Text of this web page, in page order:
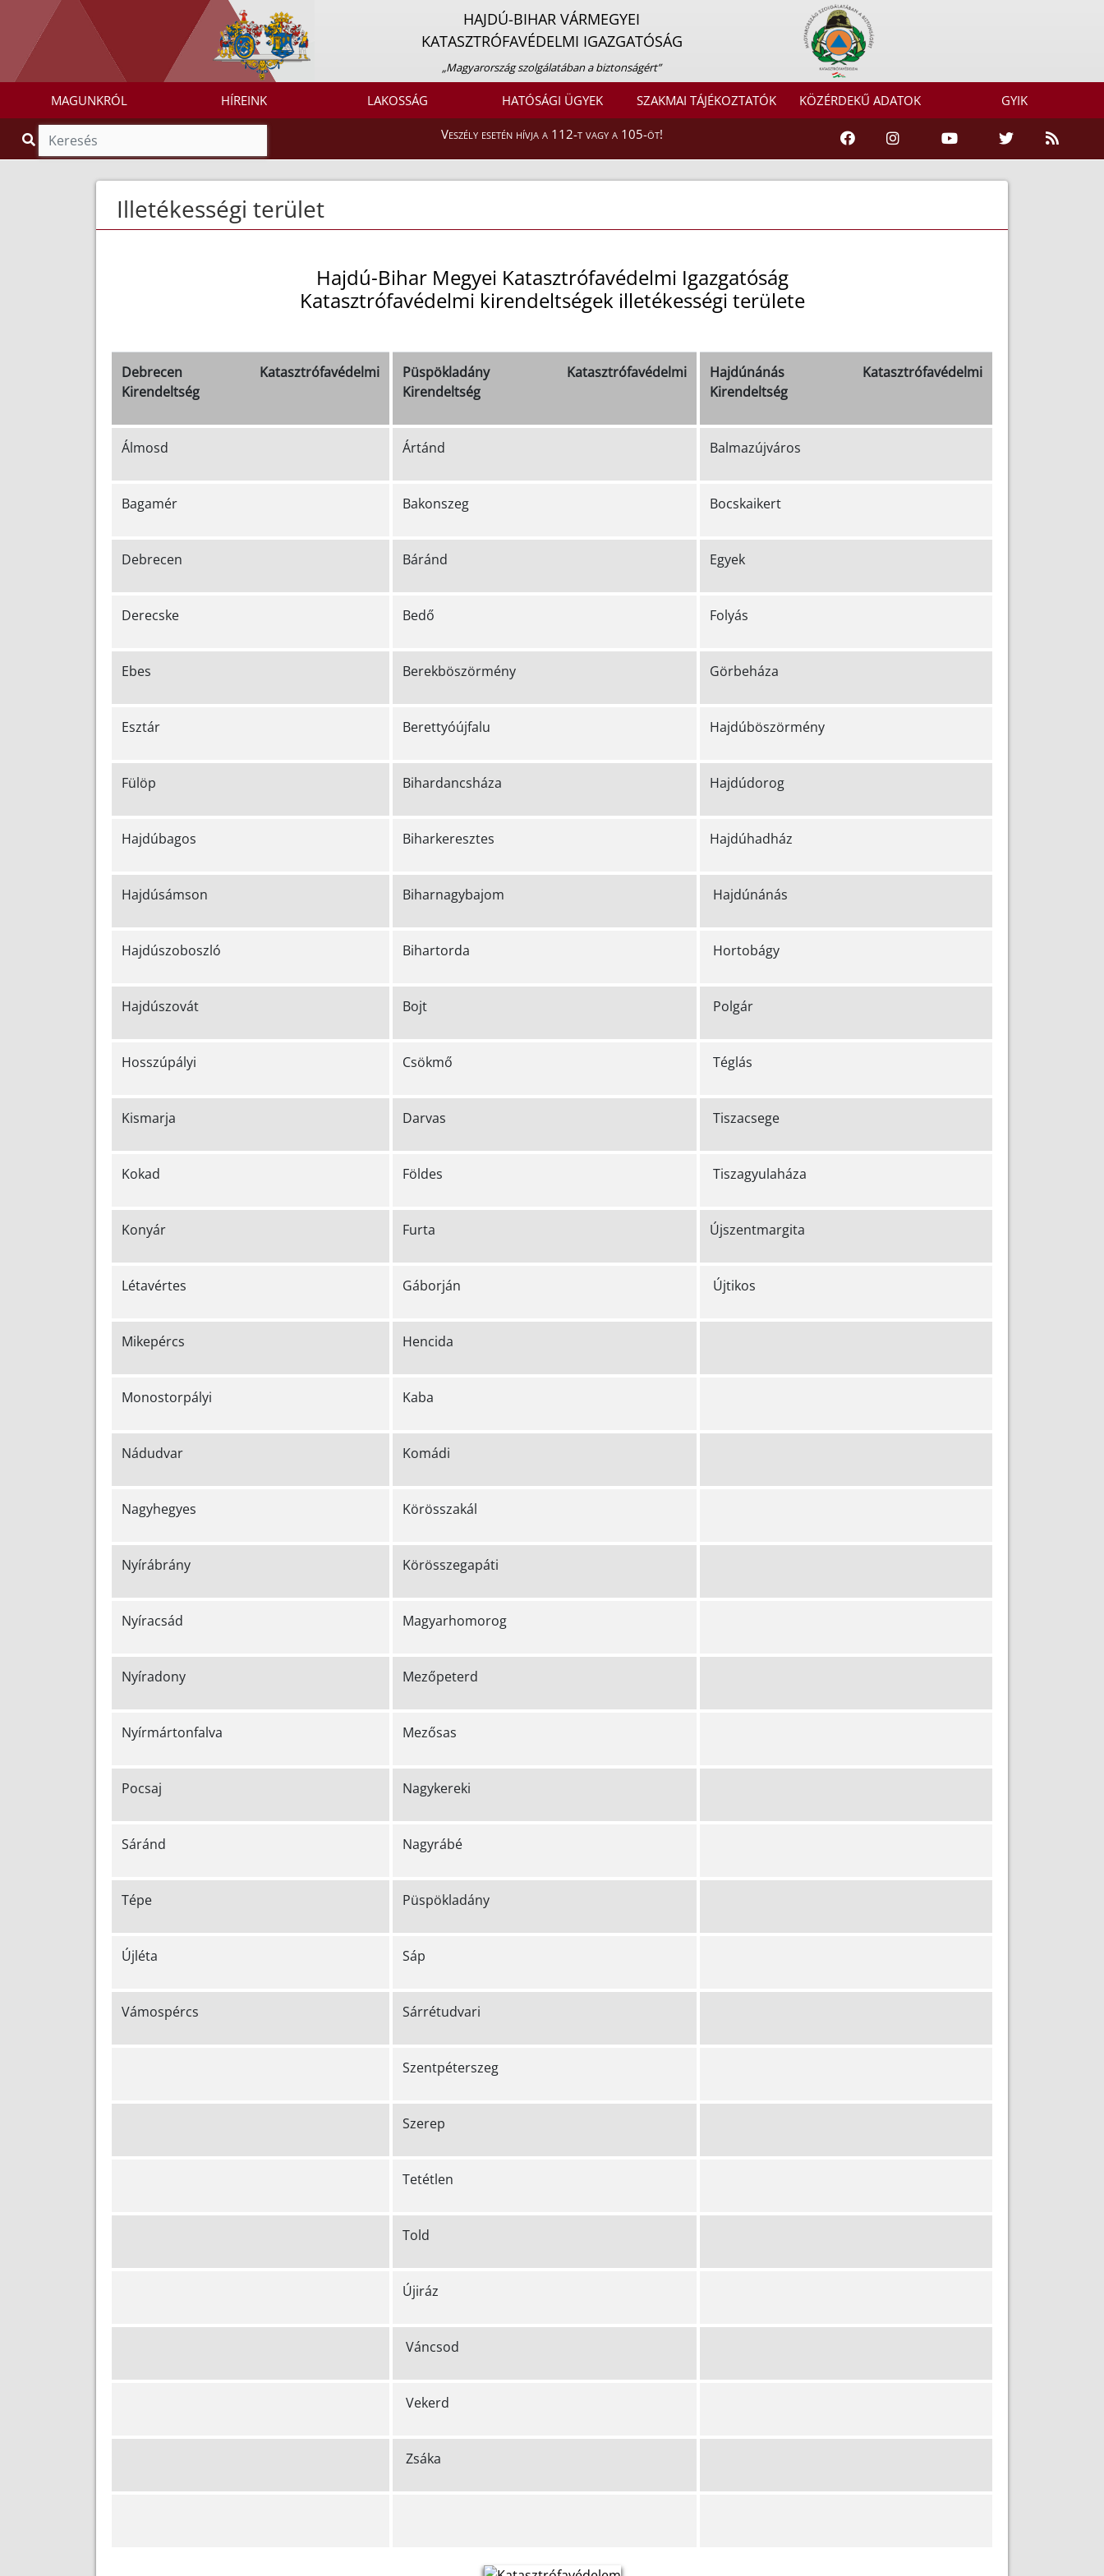
HAJDÚ-BIHAR VÁRMEGYEI
KATASZTRÓFAVÉDELMI IGAZGATÓSÁG
„Magyarország szolgálatában a biztonságért”
MAGUNKRÓL HÍREINK LAKOSSÁG HATÓSÁGI ÜGYEK SZAKMAI TÁJÉKOZTATÓK KÖZÉRDEKŰ ADATOK GYIK
Veszély esetén hívja a 112-t vagy a 105-öt!
Illetékességi terület
Hajdú-Bihar Megyei Katasztrófavédelmi Igazgatóság
Katasztrófavédelmi kirendeltségek illetékességi területe
Debrecen Katasztrófavédelmi
Kirendeltség
Püspökladány Katasztrófavédelmi
Kirendeltség
Hajdúnánás Katasztrófavédelmi
Kirendeltség
Álmosd Ártánd Balmazújváros
Bagamér Bakonszeg Bocskaikert
Debrecen Báránd Egyek
Derecske Bedő Folyás
Ebes Berekböszörmény Görbeháza
Esztár Berettyóújfalu Hajdúböszörmény
Fülöp Bihardancsháza Hajdúdorog
Hajdúbagos Biharkeresztes Hajdúhadház
Hajdúsámson Biharnagybajom Hajdúnánás
Hajdúszoboszló Bihartorda Hortobágy
Hajdúszovát Bojt Polgár
Hosszúpályi Csökmő Téglás
Kismarja Darvas Tiszacsege
Kokad Földes Tiszagyulaháza
Konyár Furta Újszentmargita
Létavértes Gáborján Újtikos
Mikepércs Hencida
Monostorpályi Kaba
Nádudvar Komádi
Nagyhegyes Körösszakál
Nyírábrány Körösszegapáti
Nyíracsád Magyarhomorog
Nyíradony Mezőpeterd
Nyírmártonfalva Mezősas
Pocsaj Nagykereki
Sáránd Nagyrábé
Tépe Püspökladány
Újléta Sáp
Vámospércs Sárrétudvari
Szentpéterszeg
Szerep
Tetétlen
Told
Újiráz
Váncsod
Vekerd
Zsáka